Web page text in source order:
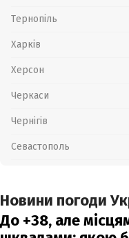
Тернопіль
Харків
Херсон
Черкаси
Чернігів
Севастополь
Новини погоди
До +38, але